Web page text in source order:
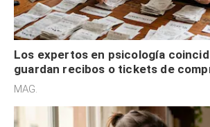
Los expertos en psicología
guardan recibos o tickets de
son acumuladores, sino que tienen
MAG.